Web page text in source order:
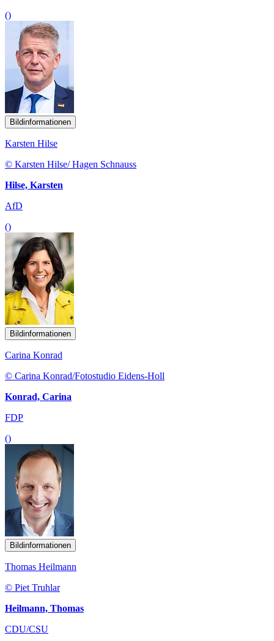
()
Bildinformationen
Karsten Hilse
© Karsten Hilse/ Hagen Schnauss
Hilse, Karsten
AfD
()
Bildinformationen
Carina Konrad
© Carina Konrad/Fotostudio Eidens-Holl
Konrad, Carina
FDP
()
Bildinformationen
Thomas Heilmann
© Piet Truhlar
Heilmann, Thomas
CDU/CSU